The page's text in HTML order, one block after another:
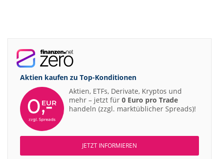
Aktien kaufen zu Top-Konditionen
Aktien, ETFs, Derivate, Kryptos und
mehr – jetzt für 0 Euro pro Trade
handeln (zzgl. marktüblicher Spreads)!
JETZT INFORMIEREN